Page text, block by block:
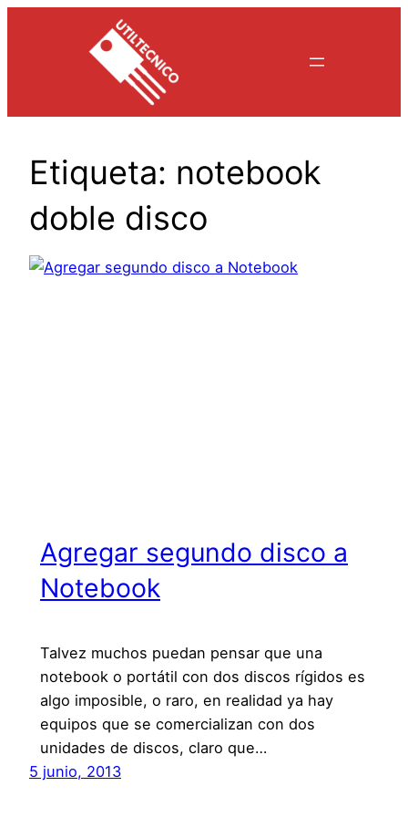
Etiqueta: notebook
doble disco
Agregar segundo disco a
Notebook
Talvez muchos puedan pensar que una
notebook o portátil con dos discos rígidos es
algo imposible, o raro, en realidad ya hay
equipos que se comercializan con dos
unidades de discos, claro que…
5 junio, 2013